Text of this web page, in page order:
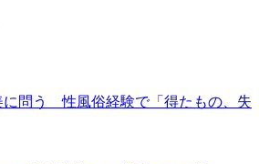
に問う 性風俗経験で「得たもの、失